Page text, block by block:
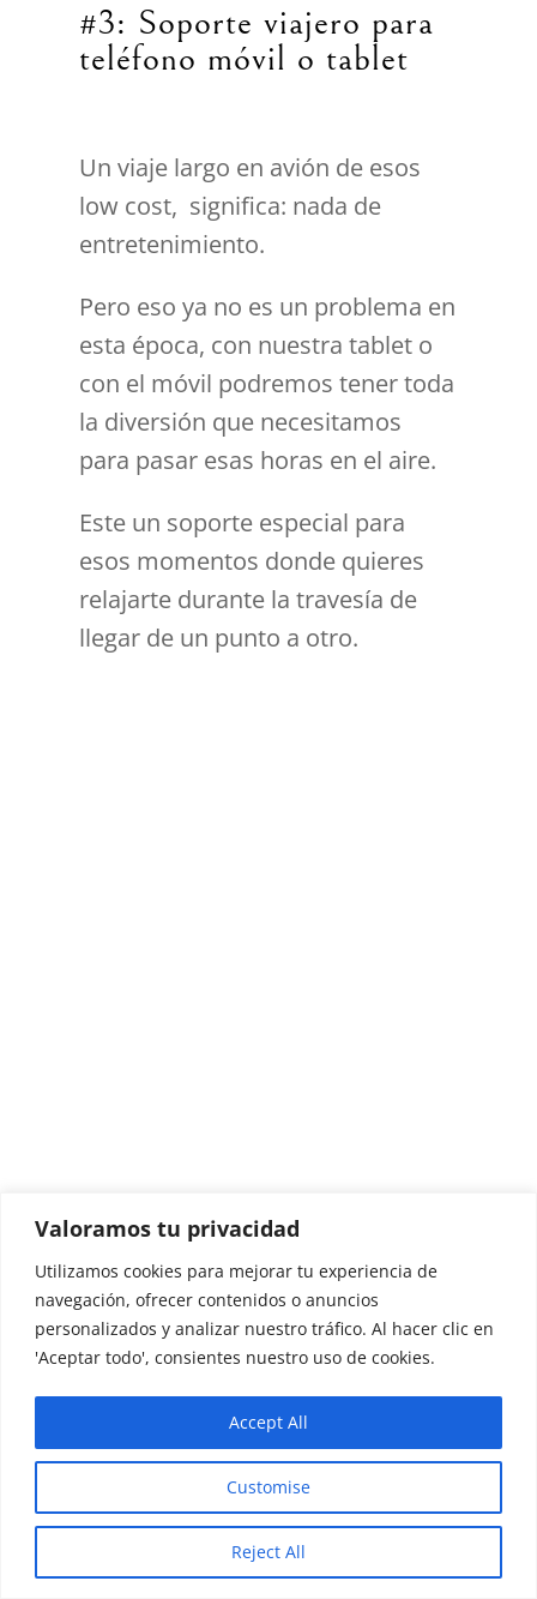
Valoramos tu privacidad
Utilizamos cookies para mejorar tu experiencia de
navegación, ofrecer contenidos o anuncios
personalizados y analizar nuestro tráfico. Al hacer clic en
'Aceptar todo', consientes nuestro uso de cookies.
Customise
Reject All
Accept All
#3: Soporte viajero para
teléfono móvil o tablet
Un viaje largo en avión de esos
low cost, significa: nada de
entretenimiento.
Pero eso ya no es un problema en
esta época, con nuestra tablet o
con el móvil podremos tener toda
la diversión que necesitamos
para pasar esas horas en el aire.
Este un soporte especial para
esos momentos donde quieres
relajarte durante la travesía de
llegar de un punto a otro.
Además de ser un regalo para un
presupuesto ajustado, te aseguro
que cualquier viajero lo amará y
apreciará, cómodo, versátil, sin
ocupar mucho espacio. Ideal.
= Información
¿Por qué es un buen regalo para viajeros?